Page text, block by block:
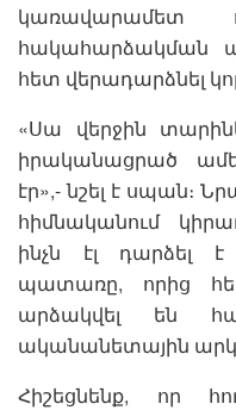
կառավարամետ
հակահարձակման
հետ վերադարձնել
«Սա վերջին
իրականացրած
էր»,- նշել է սպան։
հիմնականում
ինչն էլ դարձել
պատառը, որից
արձակվել են
ականանետային
Հիշեցնենք, որ